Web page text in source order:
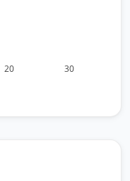
20 30